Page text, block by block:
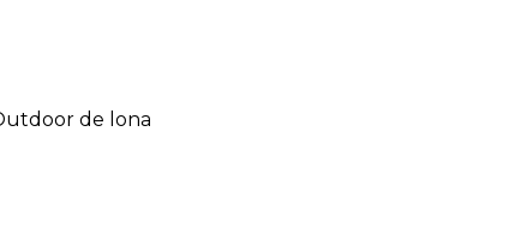
outdoor de lona